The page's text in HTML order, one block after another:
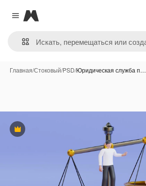
Close menu
Magnific
Главная/Стоковый/PSD/Юридическая служба п…
Премиум